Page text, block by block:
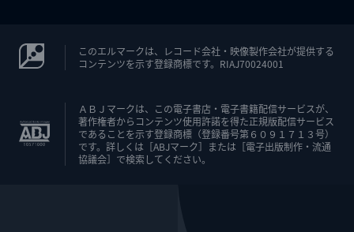
このエルマークは、レコード会社・映像製作会社が提供する
コンテンツを示す登録商標です。RIAJ70024001
ＡＢＪマークは、この電子書店・電子書籍配信サービスが、
著作権者からコンテンツ使用許諾を得た正規版配信サービス
であることを示す登録商標（登録番号第６０９１７１３号）
です。詳しくは［ABJマーク］または［電子出版制作・流通
協議会］で検索してください。